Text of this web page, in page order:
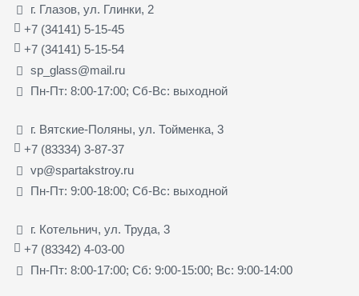
г. Глазов, ул. Глинки, 2
+7 (34141) 5-15-45
+7 (34141) 5-15-54
sp_glass@mail.ru
Пн-Пт: 8:00-17:00; Сб-Вс: выходной
г. Вятские-Поляны, ул. Тойменка, 3
+7 (83334) 3-87-37
vp@spartakstroy.ru
Пн-Пт: 9:00-18:00; Сб-Вс: выходной
г. Котельнич, ул. Труда, 3
+7 (83342) 4-03-00
Пн-Пт: 8:00-17:00; Сб: 9:00-15:00; Вс: 9:00-14:00